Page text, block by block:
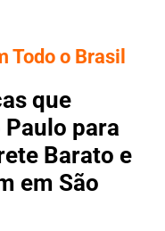
Todo o Brasil
que
Paulo para
Barato e
em São